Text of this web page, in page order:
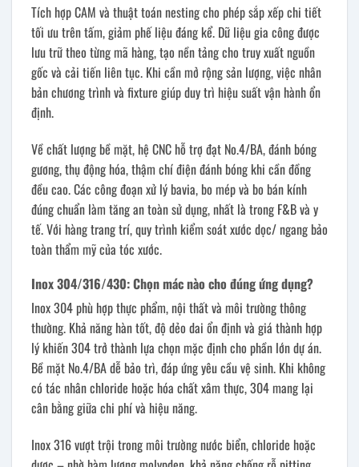
Tích hợp CAM và thuật toán nesting cho phép sắp xếp chi tiết
tối ưu trên tấm, giảm phế liệu đáng kể. Dữ liệu gia công được
lưu trữ theo từng mã hàng, tạo nền tảng cho truy xuất nguồn
gốc và cải tiến liên tục. Khi cần mở rộng sản lượng, việc nhân
bản chương trình và fixture giúp duy trì hiệu suất vận hành ổn
định.
Về chất lượng bề mặt, hệ CNC hỗ trợ đạt No.4/BA, đánh bóng
gương, thụ động hóa, thậm chí điện đánh bóng khi cần đồng
đều cao. Các công đoạn xử lý bavia, bo mép và bo bán kính
đúng chuẩn làm tăng an toàn sử dụng, nhất là trong F&B và y
tế. Với hàng trang trí, quy trình kiểm soát xước dọc/ ngang bảo
toàn thẩm mỹ của tóc xước.
Inox 304/316/430: Chọn mác nào cho đúng ứng dụng?
Inox 304 phù hợp thực phẩm, nội thất và môi trường thông
thường. Khả năng hàn tốt, độ dẻo dai ổn định và giá thành hợp
lý khiến 304 trở thành lựa chọn mặc định cho phần lớn dự án.
Bề mặt No.4/BA dễ bảo trì, đáp ứng yêu cầu vệ sinh. Khi không
có tác nhân chloride hoặc hóa chất xâm thực, 304 mang lại
cân bằng giữa chi phí và hiệu năng.
Inox 316 vượt trội trong môi trường nước biển, chloride hoặc